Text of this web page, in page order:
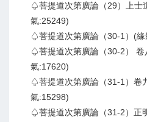
♤菩提道次第廣論（29）上士
氣:25249)
♤菩提道次第廣論（30-1）(緣
♤菩提道次第廣論（30-2） 卷
氣:17620)
♤菩提道次第廣論（31-1）卷
氣:15298)
♤菩提道次第廣論（31-2）正